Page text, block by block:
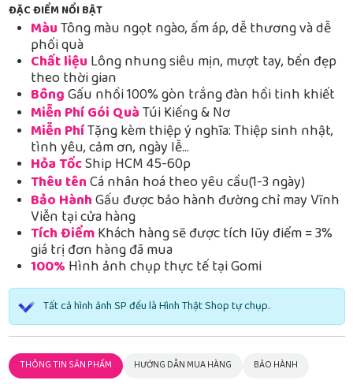
ĐẶC ĐIỂM NỔI BẬT
MàuTông màu ngọt ngào, ấm áp, dễ thương và dễ
phối quà
Chất liệu Lông nhung siêu mịn, mượt tay, bền đẹp
theo thời gian
BôngGấu nhồi 100% gòn trắng đàn hồi tinh khiết
Miễn Phí Gói QuàTúi Kiếng & Nơ
Miễn PhíTặng kèm thiệp ý nghĩa: Thiệp sinh nhật,
tình yêu, cảm ơn, ngày lễ…
Hỏa TốcShip HCM 45-60p
Thêu tênCá nhân hoá theo yêu cầu(1-3 ngày)
Bảo HànhGấu được bảo hành đường chỉ may Vĩnh
Viễn tại cửa hàng
Tích ĐiểmKhách hàng sẽ được tích lũy điểm = 3%
giá trị đơn hàng đã mua
100% Hình ảnh chụp thực tế tại Gomi
Tất cả hình ảnh SP đều là Hình Thật Shop tự chụp.
THÔNG TIN SẢN PHẨM HƯỚNG DẪN MUA HÀNG BẢO HÀNH